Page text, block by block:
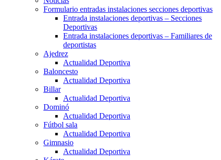
Formulario entradas instalaciones secciones deportivas
Entrada instalaciones deportivas – Secciones
Deportivas
Entrada instalaciones deportivas – Familiares de
deportistas
Ajedrez
Actualidad Deportiva
Baloncesto
Actualidad Deportiva
Billar
Actualidad Deportiva
Dominó
Actualidad Deportiva
Fútbol sala
Actualidad Deportiva
Gimnasio
Actualidad Deportiva